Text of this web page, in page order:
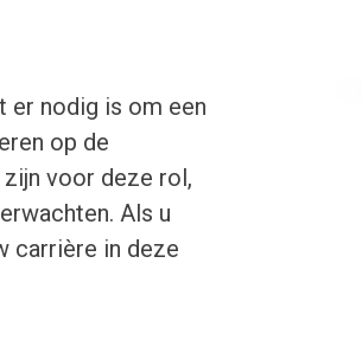
nodig is om een
op de
voor deze rol,
Als u
carrière in deze